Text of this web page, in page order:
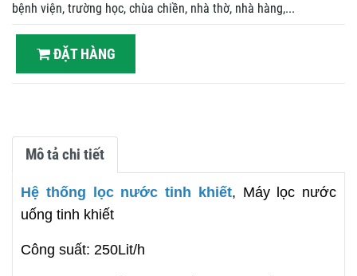
bệnh viện, trường học, chùa chiền, nhà thờ, nhà hàng,...
ĐẶT HÀNG
Mô tả chi tiết
Hệ thống lọc nước tinh khiết, Máy lọc nước
uống tinh khiết
Công suất: 250Lit/h